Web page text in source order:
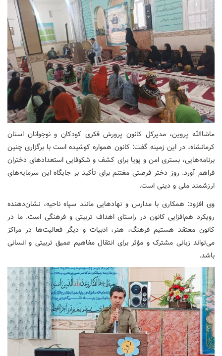
ماشاالله پروین، مدیرکل کانون پرورش فکری کودکان و نوجوانان استان
کرمانشاه، در این زمینه گفت: کانون همواره کوشیده است با برگزاری چنین
برنامه‌هایی، بستری امن و پویا برای کشف و شکوفایی استعدادهای دختران
فراهم آورد. روز دختر فرصتی مغتنم برای تأکید بر جایگاه این سرمایه‌های
ارزشمند ملی و دینی است.
وی افزود: همکاری با مدارس و نهادهایی مانند سپاه ناحیه، نشان‌دهنده
رویکرد هم‌افزایی کانون در راستای اهداف تربیتی و فرهنگی است. ما در
کانون معتقد هستیم فرهنگ، هنر، ادبیات و دیگر فعالیت‌ها در مراکز
می‌تواند زبانی مشترک و مؤثر برای انتقال مفاهیم عمیق تربیتی و انسانی
باشد.